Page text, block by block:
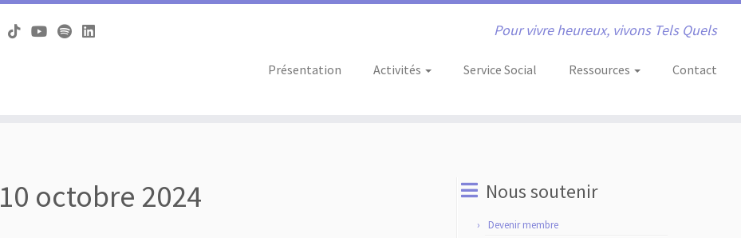
Pour vivre heureux, vivons Tels Quels
Présentation Activités Service Social Ressources Contact
10 octobre 2024 Nous soutenir
Devenir membre